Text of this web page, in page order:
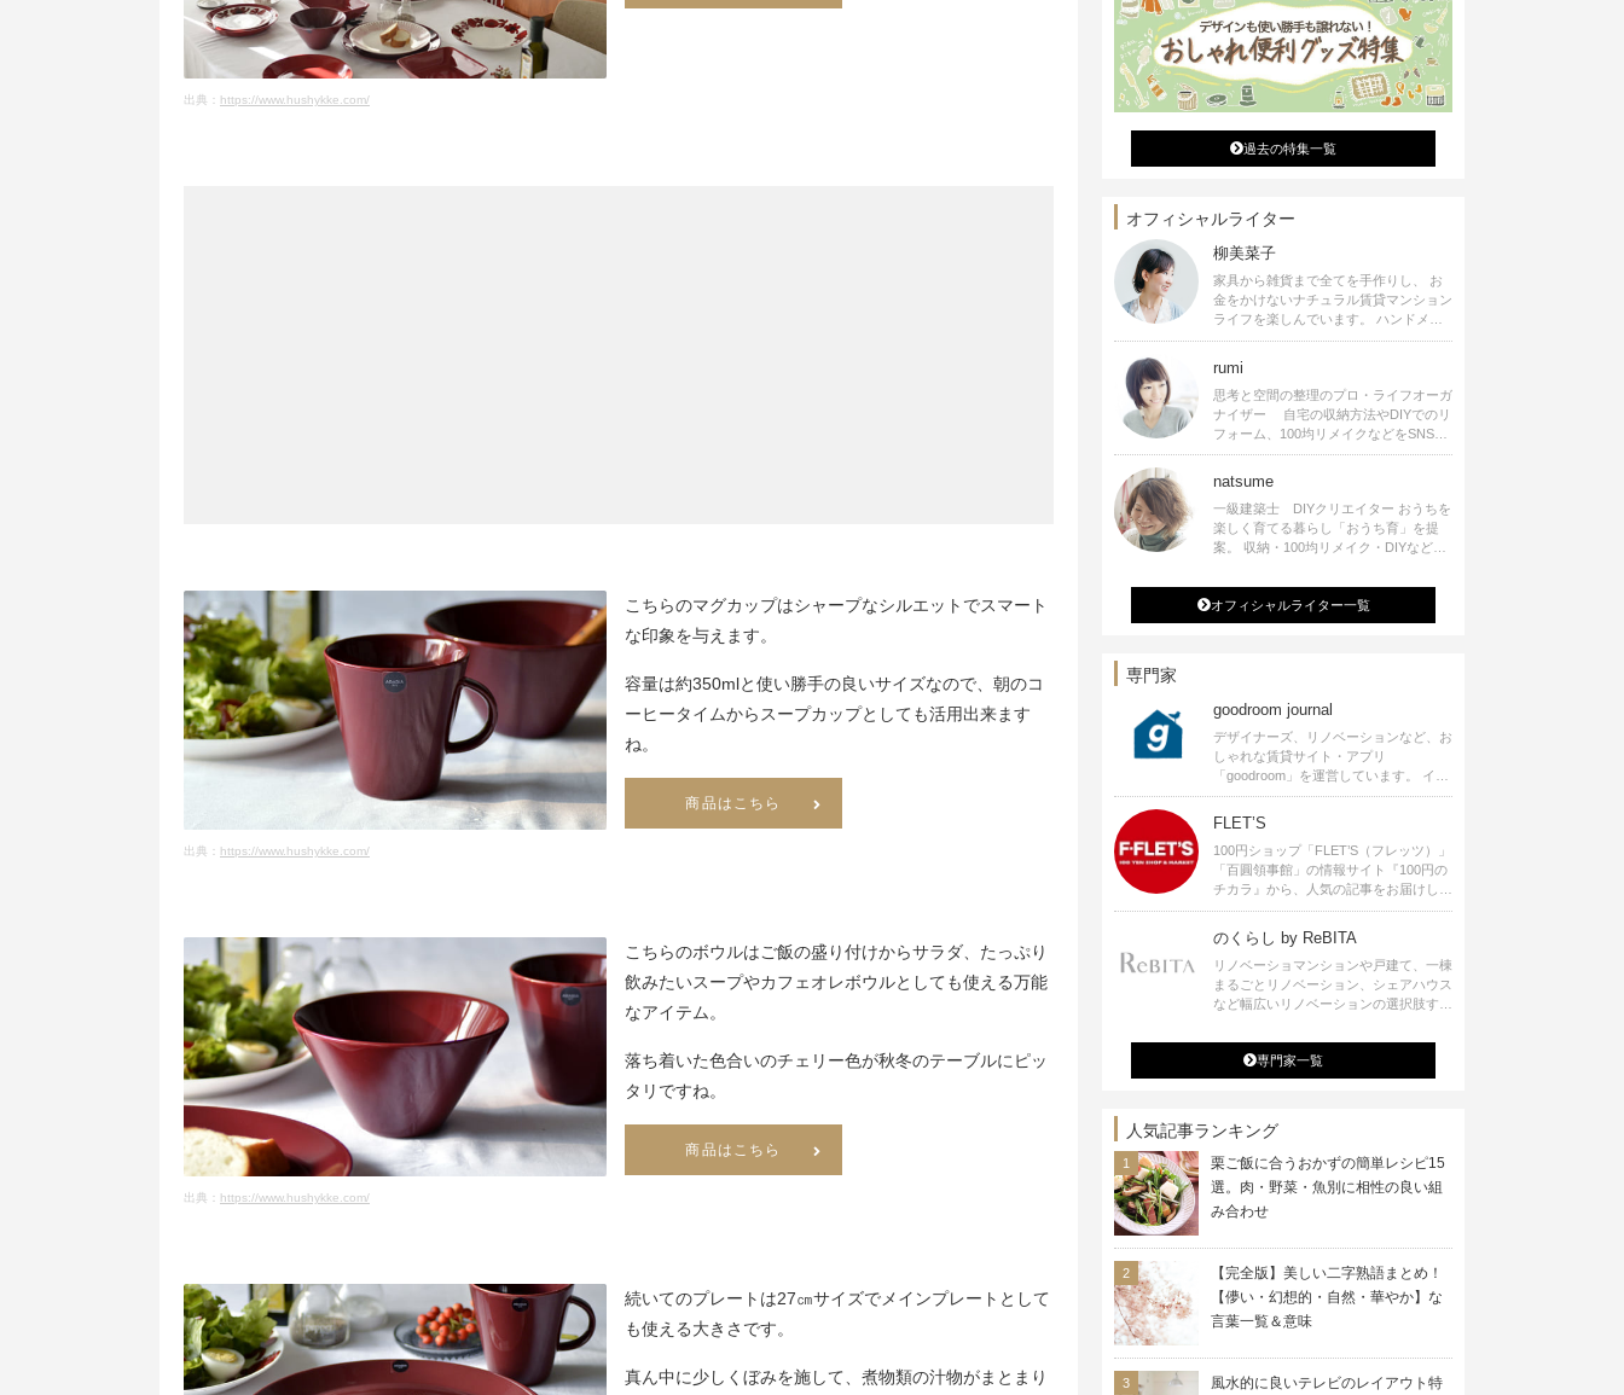
出典： https://www.hushykke.com/
出典： https://www.hushykke.com/
こちらのマグカップはシャープなシルエットでスマート
な印象を与えます。
容量は約350mlと使い勝手の良いサイズなので、朝のコ
ーヒータイムからスープカップとしても活用出来ます
ね。
商品はこちら
出典： https://www.hushykke.com/
こちらのボウルはご飯の盛り付けからサラダ、たっぷり
飲みたいスープやカフェオレボウルとしても使える万能
なアイテム。
落ち着いた色合いのチェリー色が秋冬のテーブルにピッ
タリですね。
商品はこちら
続いてのプレートは27㎝サイズでメインプレートとして
も使える大きさです。
真ん中に少しくぼみを施して、煮物類の汁物がまとまり
過去の特集一覧
オフィシャルライター
柳美菜子
家具から雑貨まで全てを手作りし、 お
金をかけないナチュラル賃貸マンション
ライフを楽しんでいます。 ハンドメイ
ド雑貨やインテリアに関する著書も出
ます。
rumi
思考と空間の整理のプロ・ライフオーガ
ナイザー 自宅の収納方法やDIYでのリ
フォーム、100均リメイクなどをSNSで
公開中。 収納やリメイク、インテリア
シピ提供、店舗プロデュース 2016年９
月に宝島社より【Rumiのおうち時間を
楽しむインテリア】を出版しました。
natsume
一級建築士 DIYクリエイター おうちを
楽しく育てる暮らし「おうち育」を提
案。 収納・100均リメイク・DIYなどお
発信中。 著書 なつめさんちの新しい
のになつかしいアンティークな部屋つく
り 雑誌掲載・TV出演・コラム執筆・
オフィシャルライター一覧
専門家
goodroom journal
デザイナーズ、リノベーションなど、お
しゃれな賃貸サイト・アプリ
「goodroom」を運営しています。 イン
テリアや、ひとり暮らし、ふたり暮らし
のアイディアなど、賃貸でも自分らしい
暮らしを楽しむためのヒントをお届けし
ます。
FLET’S
100円ショップ「FLET’S（フレッツ）」
「百圓領事館」の情報サイト『100円の
チカラ』から、人気の記事をお届けしま
す。
のくらし by ReBITA
リノベーショマンションや戸建て、一棟
まるごとリノベーション、シェアハウス
など幅広いリノベーションの選択肢すべ
ジ・シェアスペースなど、「住む」だけ
ではなく「働く」「遊ぶ」「学ぶ」「旅
する」といった領域でも、暮らしや生き
専門家一覧
人気記事ランキング
栗ご飯に合うおかずの簡単レシピ15
選。肉・野菜・魚別に相性の良い組
み合わせ
【完全版】美しい二字熟語まとめ！
【儚い・幻想的・自然・華やか】な
言葉一覧＆意味
風水的に良いテレビのレイアウト特